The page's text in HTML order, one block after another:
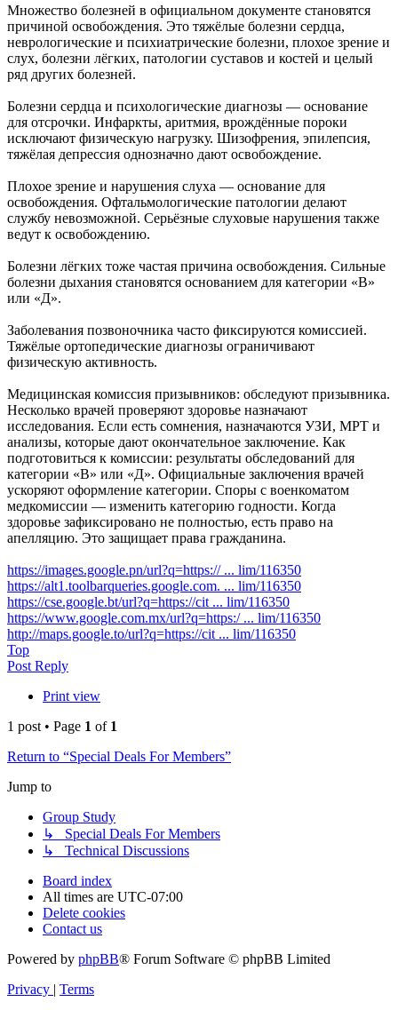
Множество болезней в официальном документе становятся
причиной освобождения. Это тяжёлые болезни сердца,
неврологические и психиатрические болезни, плохое зрение и
слух, болезни лёгких, патологии суставов и костей и целый
ряд других болезней.
Болезни сердца и психологические диагнозы — основание
для отсрочки. Инфаркты, аритмия, врождённые пороки
исключают физическую нагрузку. Шизофрения, эпилепсия,
тяжёлая депрессия однозначно дают освобождение.
Плохое зрение и нарушения слуха — основание для
освобождения. Офтальмологические патологии делают
службу невозможной. Серьёзные слуховые нарушения также
ведут к освобождению.
Болезни лёгких тоже частая причина освобождения. Сильные
болезни дыхания становятся основанием для категории «В»
или «Д».
Заболевания позвоночника часто фиксируются комиссией.
Тяжёлые ортопедические диагнозы ограничивают
физическую активность.
Медицинская комиссия призывников: обследуют призывника.
Несколько врачей проверяют здоровье назначают
исследования. Если есть сомнения, назначаются УЗИ, МРТ и
анализы, которые дают окончательное заключение. Как
подготовиться к комиссии: результаты обследований для
категории «В» или «Д». Официальные заключения врачей
ускоряют оформление категории. Споры с военкоматом
медкомиссии — изменить категорию годности. Когда
здоровье зафиксировано не полностью, есть право на
апелляцию. Это защищает права гражданина.
https://images.google.pn/url?q=https:// ... lim/116350
https://alt1.toolbarqueries.google.com. ... lim/116350
https://cse.google.bt/url?q=https://cit ... lim/116350
https://www.google.com.mx/url?q=https:/ ... lim/116350
http://maps.google.to/url?q=https://cit ... lim/116350
Top
Post Reply
Print view
1 post • Page 1 of 1
Return to “Special Deals For Members”
Jump to
Group Study
↳ Special Deals For Members
↳ Technical Discussions
Board index
All times are UTC-07:00
Delete cookies
Contact us
Powered by phpBB® Forum Software © phpBB Limited
Privacy | Terms